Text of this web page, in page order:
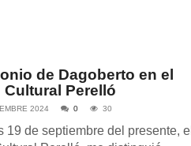
de Dagoberto en el
Cultural Perelló
2024 0 30
19 de septiembre del presente, el